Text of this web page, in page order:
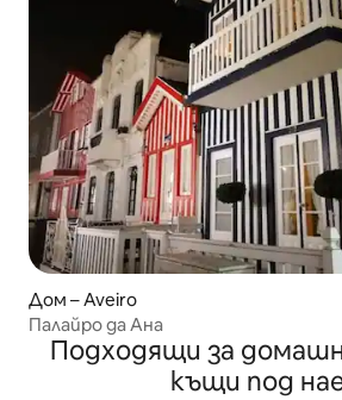
Дом – Aveiro
Палайро да Ана
Подходящи за
къщи под